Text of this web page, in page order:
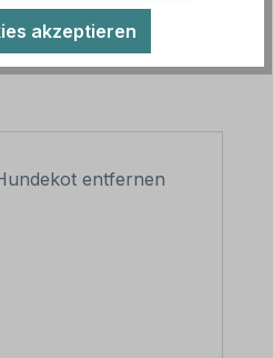
akzeptieren